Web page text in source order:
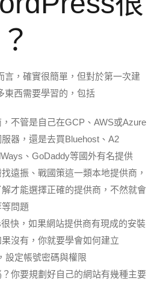
言，確實很簡單，但對於第一次建
東西需要學習的，包括
不管是自己在GCP、AWS或Azure
器，還是去買Bluehost、A2
、GoDaddy等國外有名提供
遠振、戰國策這一類本地提供商，
才能選擇正確的提供商，不然就會
問題
快，如果網站提供商有現成的安裝
沒有，你就要學會如何建立
設定帳號密碼與權限
你要規劃好自己的網站有幾種主要